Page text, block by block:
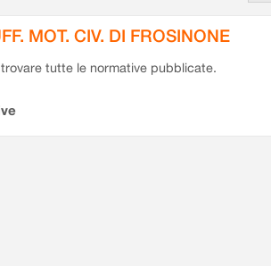
MOT. CIV. DI FROSINONE
tutte le normative pubblicate.